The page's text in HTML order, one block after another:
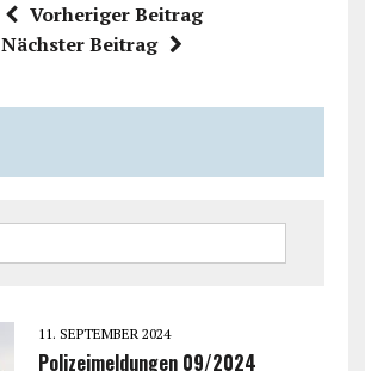
Vorheriger Beitrag
Nächster Beitrag
11. SEPTEMBER 2024
Polizeimeldungen 09/2024